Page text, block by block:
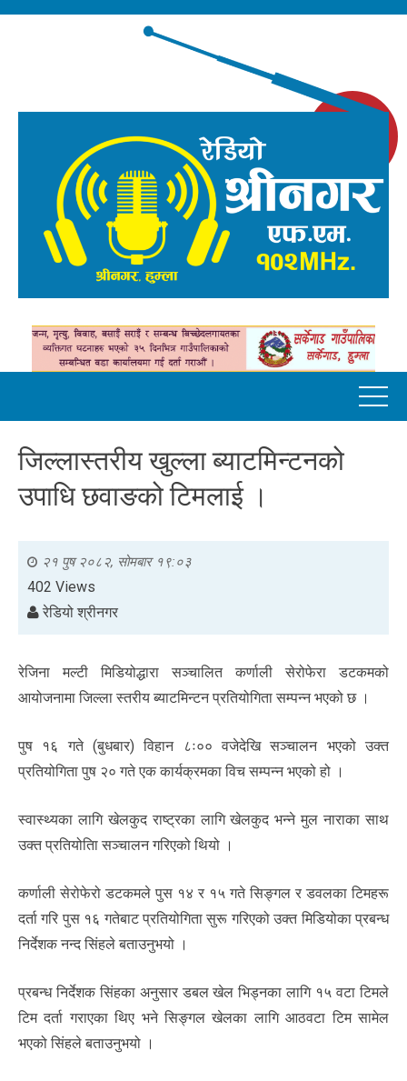
जिल्लास्तरीय खुल्ला ब्याटमिन्टनको
उपाधि छवाङको टिमलाई ।
२१ पुष २०८२, सोमबार १९:०३
402 Views
रेडियो श्रीनगर
रेजिना मल्टी मिडियोद्धारा सञ्चालित कर्णाली सेरोफेरा डटकमको
आयोजनामा जिल्ला स्तरीय ब्याटमिन्टन प्रतियोगिता सम्पन्न भएको छ ।
पुष १६ गते (बुधबार) विहान ८ः०० वजेदेखि सञ्चालन भएको उक्त
प्रतियोगिता पुष २० गते एक कार्यक्रमका विच सम्पन्न भएको हो ।
स्वास्थ्यका लागि खेलकुद राष्ट्रका लागि खेलकुद भन्ने मुल नाराका साथ
उक्त प्रतियोतिा सञ्चालन गरिएको थियो ।
कर्णाली सेरोफेरो डटकमले पुस १४ र १५ गते सिङ्गल र डवलका टिमहरू
दर्ता गरि पुस १६ गतेबाट प्रतियोगिता सुरू गरिएको उक्त मिडियोका प्रबन्ध
निर्देशक नन्द सिंहले बताउनुभयो ।
प्रबन्ध निर्देशक सिंहका अनुसार डबल खेल भिड्नका लागि १५ वटा टिमले
टिम दर्ता गराएका थिए भने सिङ्गल खेलका लागि आठवटा टिम सामेल
भएको सिंहले बताउनुभयो ।